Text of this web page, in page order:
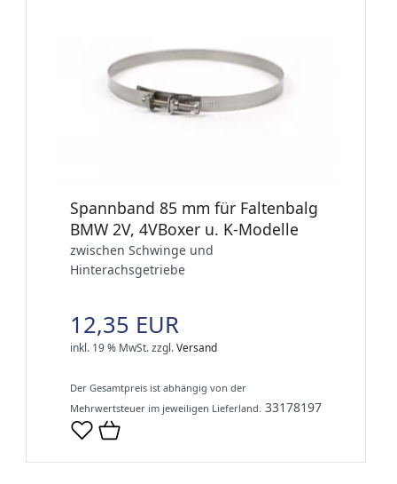
Spannband 85 mm für Faltenbalg
BMW 2V, 4VBoxer u. K-Modelle
zwischen Schwinge und
Hinterachsgetriebe
12,35 EUR
inkl. 19 % MwSt.zzgl.Versand
Der Gesamtpreis ist abhängig von der
Mehrwertsteuer im jeweiligen Lieferland. 33178197